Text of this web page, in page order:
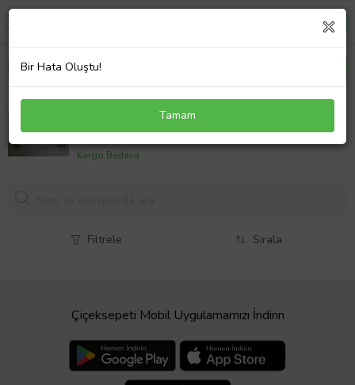
RENAULT TRAFIC- 3- 15/21; MOTOR ÜST KAPAĞI
612,94 TL
Kargo Bedava
Filtrele Sırala
Çiçeksepeti Mobil Uygulamamızı İndirin
Bir Hata Oluştu!
Tamam